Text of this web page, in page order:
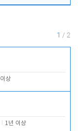
1 / 2
상
1년 이상